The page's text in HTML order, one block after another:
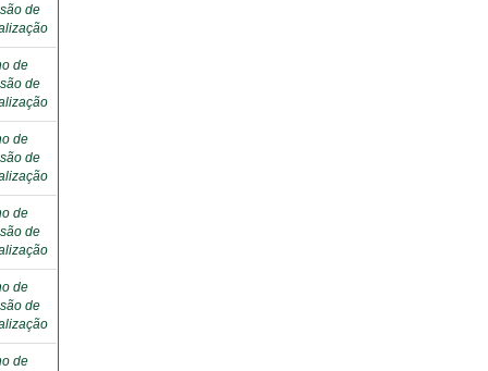
de
de
de
de
de
de
de
de
de
de